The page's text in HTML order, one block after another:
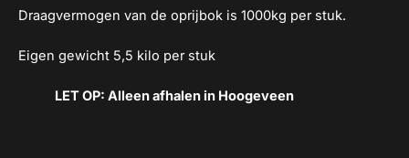
Draagvermogen van de oprijbok is 1000kg per stuk.
Eigen gewicht 5,5 kilo per stuk
LET OP: Alleen afhalen in Hoogeveen